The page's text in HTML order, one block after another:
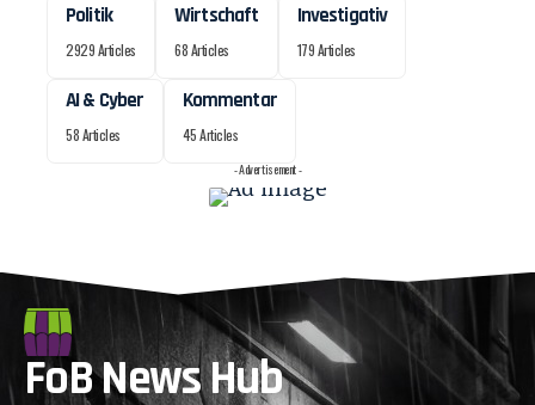
Politik
2929 Articles
Wirtschaft
68 Articles
Investigativ
179 Articles
AI & Cyber
58 Articles
Kommentar
45 Articles
- Advertisement -
FoB News Hub